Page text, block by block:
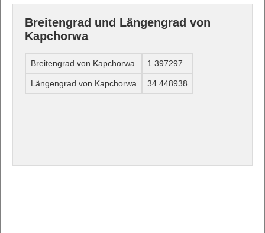
Breitengrad und Längengrad von
Kapchorwa
Breitengrad von Kapchorwa 1.397297
Längengrad von Kapchorwa 34.448938